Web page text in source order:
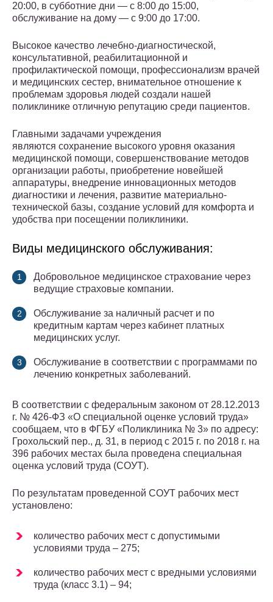
20:00, в субботние дни — с 8:00 до 15:00,
обслуживание на дому — с 9:00 до 17:00.
Высокое качество лечебно-диагностической,
консультативной, реабилитационной и
профилактической помощи, профессионализм врачей
и медицинских сестер, внимательное отношение к
проблемам здоровья людей создали нашей
поликлинике отличную репутацию среди пациентов.
Главными задачами учреждения
являются сохранение высокого уровня оказания
медицинской помощи, совершенствование методов
организации работы, приобретение новейшей
аппаратуры, внедрение инновационных методов
диагностики и лечения, развитие материально-
технической базы, создание условий для комфорта и
удобства при посещении поликлиники.
Виды медицинского обслуживания:
Добровольное медицинское страхование через
ведущие страховые компании.
Обслуживание за наличный расчет и по
кредитным картам через кабинет платных
медицинских услуг.
Обслуживание в соответствии с программами по
лечению конкретных заболеваний.
В соответствии с федеральным законом от 28.12.2013
г. № 426-ФЗ «О специальной оценке условий труда»
сообщаем, что в ФГБУ «Поликлиника № 3» по адресу:
Грохольский пер., д. 31, в период с 2015 г. по 2018 г. на
396 рабочих местах была проведена специальная
оценка условий труда (СОУТ).
По результатам проведенной СОУТ рабочих мест
установлено:
количество рабочих мест с допустимыми
условиями труда – 275;
количество рабочих мест с вредными условиями
труда (класс 3.1) – 94;